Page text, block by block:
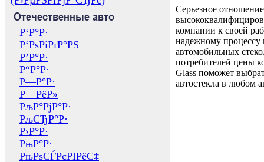
Отечественные авто
Р‘Р°Р·
Р‘РѕРіРґР°РЅ
Р’Р°Р·
Р“Р°Р·
Р—Р°Р·
Р—РёР»
РљР°РјР°Р·
РљСЂР°Р·
Р›Р°Р·
РњР°Р·
РњРѕСЃРєРІРёС‡
Серьезное отношение
компании к своей
надежному процессу
автомобильных
потребителей цены
Glass поможет
автостекла в любом